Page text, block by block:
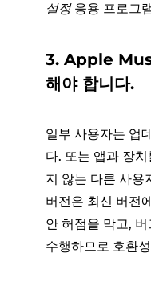
설정응용 프로그
3. Apple
해야 합니다.
일부 사용자는 업
다. 또는 앱과 장
지 않는 다른 사용
버전은 최신 버전
안 허점을 막고,
수행하므로 호환